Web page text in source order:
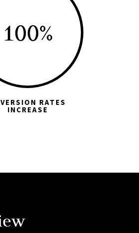
100%
RATES
INCREASE